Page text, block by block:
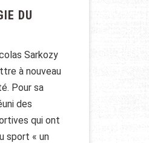
DU
Sarkozy
à nouveau
Pour sa
des
qui ont
sport « un